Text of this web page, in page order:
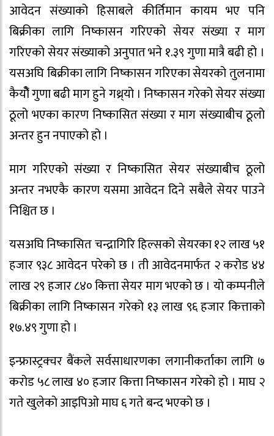
आवेदन संख्याको हिसाबले कीर्तिमान कायम भए पनि
बिक्रीका लागि निष्कासन गरिएको सेयर संख्या र माग
गरिएको सेयर संख्याको अनुपात भने १.३९ गुणा मात्रै बढी हो ।
यसअघि बिक्रीका लागि निष्कासन गरिएका सेयरको तुलनामा
कैयौें गुणा बढी माग हुने गथ्र्यो । निष्कासन गरेको सेयर संख्या
ठूलो भएका कारण निष्कासित संख्या र माग संख्याबीच ठूलो
अन्तर हुन नपाएको हो ।
माग गरिएको संख्या र निष्कासित सेयर संख्याबीच ठूलो
अन्तर नभएकै कारण यसमा आवेदन दिने सबैले सेयर पाउने
निश्चित छ ।
यसअघि निष्कासित चन्द्रागिरि हिल्सको सेयरका १२ लाख ५१
हजार ९३८ आवेदन परेको छ । ती आवेदनमार्फत २ करोड ४४
लाख २९ हजार ८४० कित्ता सेयर माग भएको छ । यो कम्पनीले
बिक्रीका लागि निष्कासन गरेको १३ लाख ९६ हजार कित्ताको
१७.४९ गुणा हो ।
इन्फ्रास्ट्रक्चर बैंकले सर्वसाधारणका लगानीकर्ताका लागि ७
करोड ५८ लाख ४० हजार कित्ता निष्कासन गरेको हो । माघ २
गते खुलेको आइपिओ माघ ६ गते बन्द भएको छ ।